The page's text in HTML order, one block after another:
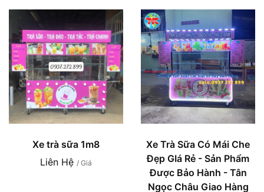
Xe trà sữa 1m8
Liên Hệ / Giá
Xe Trà Sữa Có Mái Che
Đẹp GIá Rẻ - Sản Phẩm
Được Bảo Hành - Tân
Ngọc Châu Giao Hàng